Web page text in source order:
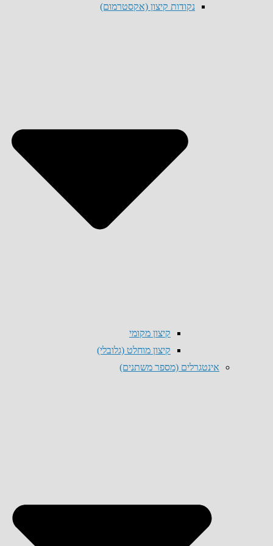
נקודות קיצון (אקסטרמום)
קיצון מקומי
קיצון מוחלט (גלובלי)
אינטגרלים (מספר משתנים)